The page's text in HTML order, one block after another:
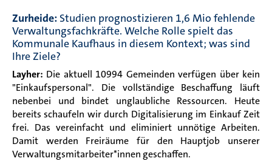
Zurheide: Studien prognostizieren 1,6 Mio fehlende
Verwaltungsfachkräfte. Welche Rolle spielt das
Kommunale Kaufhaus in diesem Kontext; was sind
Ihre Ziele?
Layher: Die aktuell 10994 Gemeinden verfügen über kein
"Einkaufspersonal". Die vollständige Beschaffung läuft
nebenbei und bindet unglaubliche Ressourcen. Heute
bereits schaufeln wir durch Digitalisierung im Einkauf Zeit
frei. Das vereinfacht und eliminiert unnötige Arbeiten.
Damit werden Freiräume für den Hauptjob unserer
Verwaltungsmitarbeiter*innen geschaffen.